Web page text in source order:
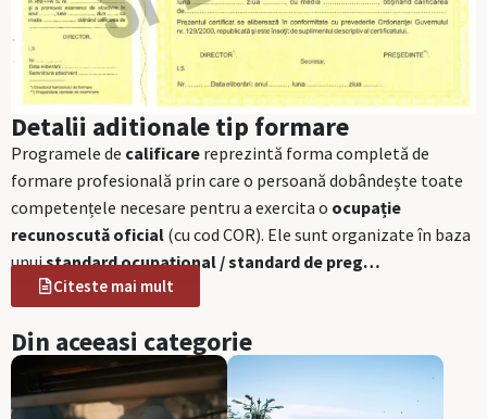
Detalii aditionale tip formare
Programele de calificare reprezintă forma completă de
formare profesională prin care o persoană dobândește toate
competențele necesare pentru a exercita o ocupație
recunoscută oficial (cu cod COR). Ele sunt organizate în baza
unuistandard ocupațional / standard de preg…
Citeste mai mult
Din aceeasi categorie